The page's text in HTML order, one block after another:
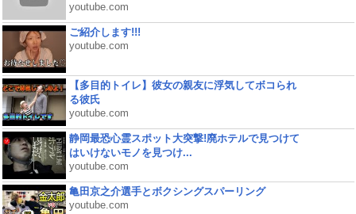
youtube.com
ご紹介します!!!
youtube.com
【多目的トイレ】彼女の親友に浮気してボコられ
る彼氏
youtube.com
静岡最恐心霊スポット大突撃!廃ホテルで見つけて
はいけないモノを見つけ...
youtube.com
亀田京之介選手とボクシングスパーリング
youtube.com